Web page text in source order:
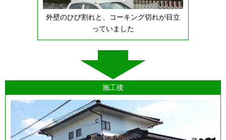
外壁のひび割れと、コーキング切れが目立
っていました
施工後